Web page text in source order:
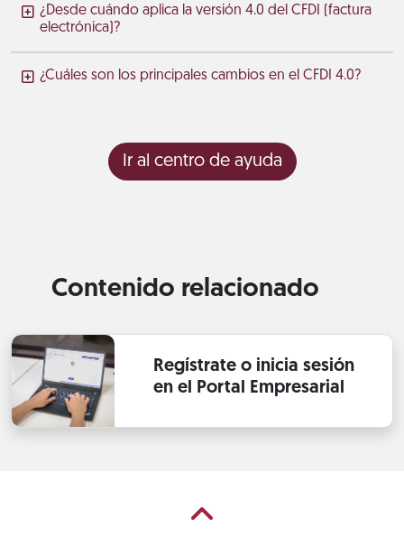
¿Desde cuándo aplica la versión 4.0 del CFDI (factura
electrónica)?
¿Cuáles son los principales cambios en el CFDI 4.0?
Ir al centro de ayuda
Contenido relacionado
Regístrate o inicia sesión
en el Portal Empresarial